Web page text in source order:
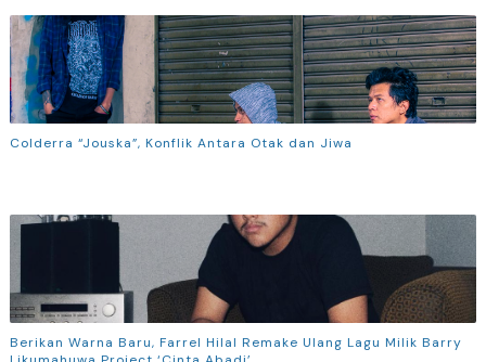
Colderra “Jouska”, Konflik Antara Otak dan Jiwa
Berikan Warna Baru, Farrel Hilal Remake Ulang Lagu Milik Barry